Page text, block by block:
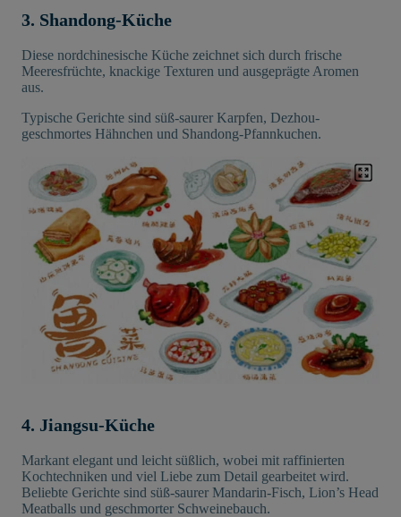
3. Shandong-Küche
Diese nordchinesische Küche zeichnet sich durch frische
Meeresfrüchte, knackige Texturen und ausgeprägte Aromen
aus.
Typische Gerichte sind süß-saurer Karpfen, Dezhou-
geschmortes Hähnchen und Shandong-Pfannkuchen.
4. Jiangsu-Küche
Markant elegant und leicht süßlich, wobei mit raffinierten
Kochtechniken und viel Liebe zum Detail gearbeitet wird.
Beliebte Gerichte sind süß-saurer Mandarin-Fisch, Lion’s Head
Meatballs und geschmorter Schweinebauch.